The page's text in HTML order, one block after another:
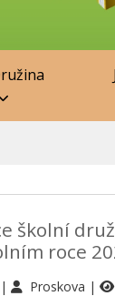
školní
roce
Proskova